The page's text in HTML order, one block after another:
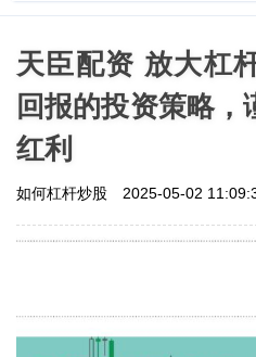
天臣配资 放大杠
回报的投资策略
红利
如何杠杆炒股 2025-05-02